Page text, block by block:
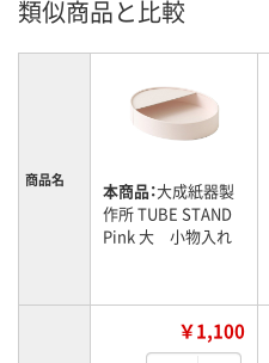
類似商品と比較
商品名 本商品：大成紙器製
作所 TUBE STAND
Pink 大 小物入れ
￥1,100